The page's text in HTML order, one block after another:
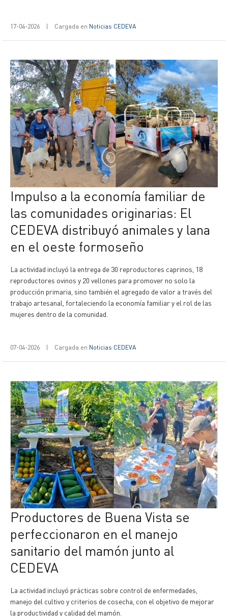
17-04-2026 | Cargada en Noticias CEDEVA
Impulso a la economía familiar de
las comunidades originarias: El
CEDEVA distribuyó animales y lana
en el oeste formoseño
La actividad incluyó la entrega de 30 reproductores caprinos, 18
reproductores ovinos y 20 vellones para promover no solo la
producción primaria, sino también el agregado de valor a través del
trabajo artesanal, fortaleciendo la economía familiar y el rol de las
mujeres dentro de la comunidad.
07-04-2026 | Cargada en Noticias CEDEVA
Productores de Buena Vista se
perfeccionaron en el manejo
sanitario del mamón junto al
CEDEVA
La actividad incluyó prácticas sobre control de enfermedades,
manejo del cultivo y criterios de cosecha, con el objetivo de mejorar
la productividad y calidad del mamón.